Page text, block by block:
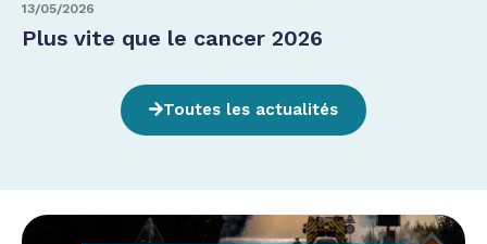
13/05/2026
Plus vite que le cancer 2026
Toutes les actualités